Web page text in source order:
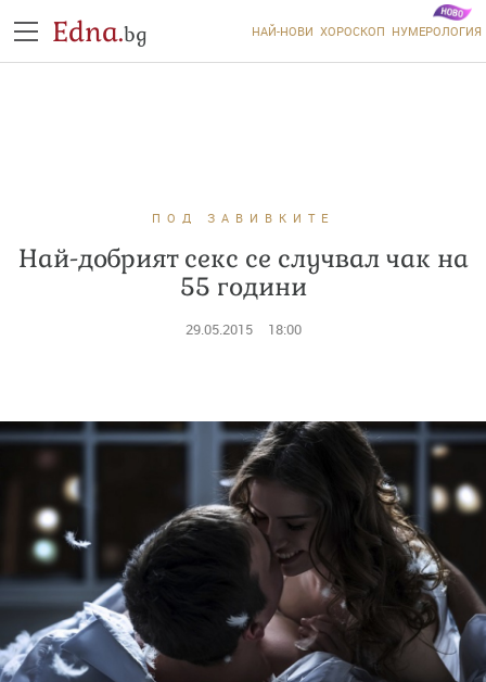
Edna.bg НАЙ-НОВИ ХОРОСКОП НУМЕРОЛОГИЯ
ПОД ЗАВИВКИТЕ
Най-добрият секс се случвал чак на
55 години
29.05.2015 18:00